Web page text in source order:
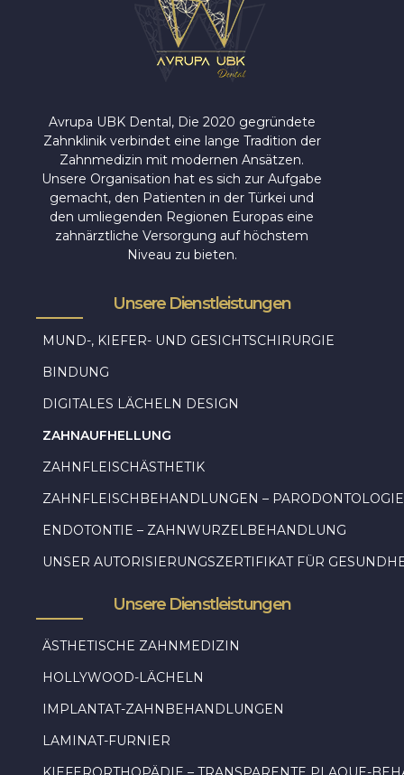
Avrupa UBK Dental, Die 2020 gegründete
Zahnklinik verbindet eine lange Tradition der
Zahnmedizin mit modernen Ansätzen.
Unsere Organisation hat es sich zur Aufgabe
gemacht, den Patienten in der Türkei und
den umliegenden Regionen Europas eine
zahnärztliche Versorgung auf höchstem
Niveau zu bieten.
Unsere Dienstleistungen
MUND-, KIEFER- UND GESICHTSCHIRURGIE
BINDUNG
DIGITALES LÄCHELN DESIGN
ZAHNAUFHELLUNG
ZAHNFLEISCHÄSTHETIK
ZAHNFLEISCHBEHANDLUNGEN – PARODONTOLOGIE
ENDOTONTIE – ZAHNWURZELBEHANDLUNG
UNSER AUTORISIERUNGSZERTIFIKAT FÜR
Unsere Dienstleistungen
ÄSTHETISCHE ZAHNMEDIZIN
HOLLYWOOD-LÄCHELN
IMPLANTAT-ZAHNBEHANDLUNGEN
LAMINAT-FURNIER